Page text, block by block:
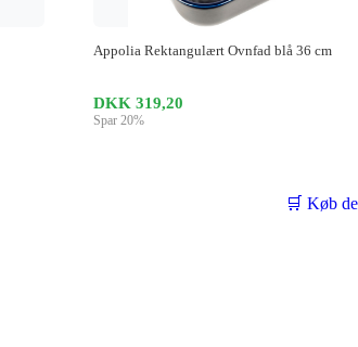
Appolia Rektangulært Ovnfad blå 36 cm
DKK 319,20
Spar 20%
🛒 Køb